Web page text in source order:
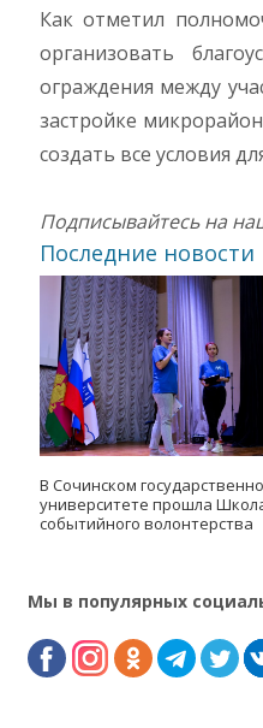
Как отметил
организовать
ограждения между
застройке
создать все условия
Подписывайтесь на
Последние новости
В Сочинском
университете прошла
событийного волонтерства
Мы в популярных